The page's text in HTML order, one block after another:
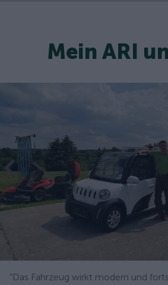
Mein ARI
“Das Fahrzeug wirkt modern und